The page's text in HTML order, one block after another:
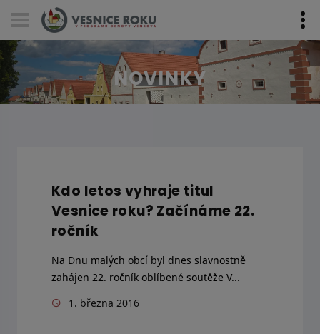
Skip navigation
NOVINKY
Kdo letos vyhraje titul
Vesnice roku? Začínáme 22.
ročník
Na Dnu malých obcí byl dnes slavnostně
zahájen 22. ročník oblíbené soutěže V...
1. března 2016